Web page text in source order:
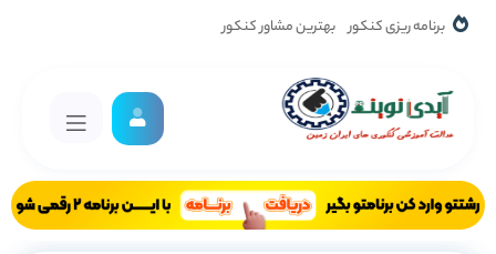
برنامه ریزی کنکور بهترین مشاور کنکور